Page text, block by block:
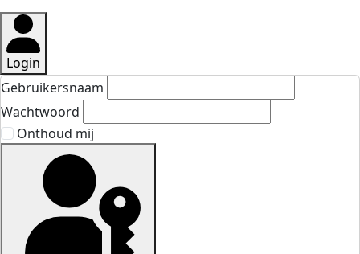
Login
Gebruikersnaam
Wachtwoord
Onthoud mij